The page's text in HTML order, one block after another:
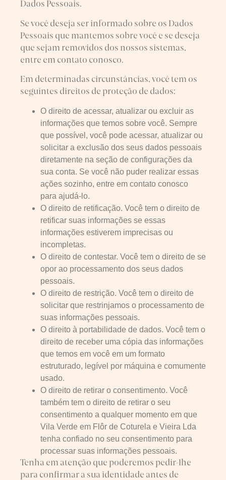
Dados Pessoais.
Se você deseja ser informado sobre os Dados
Pessoais que mantemos sobre você e se deseja
que sejam removidos dos nossos sistemas,
entre em contato conosco.
Em determinadas circunstâncias, você tem os
seguintes direitos de proteção de dados:
O direito de acessar, atualizar ou excluir as
informações que temos sobre você. Sempre
que possível, você pode acessar, atualizar ou
solicitar a exclusão dos seus dados pessoais
diretamente na seção de configurações da
sua conta. Se você não puder realizar essas
ações sozinho, entre em contato conosco
para ajudá-lo.
O direito de retificação. Você tem o direito de
retificar suas informações se essas
informações estiverem imprecisas ou
incompletas.
O direito de contestar. Você tem o direito de se
opor ao processamento dos seus dados
pessoais.
O direito de restrição. Você tem o direito de
solicitar que restrinjamos o processamento de
suas informações pessoais.
O direito à portabilidade de dados. Você tem o
direito de receber uma cópia das informações
que temos em você em um formato
estruturado, legível por máquina e comumente
usado.
O direito de retirar o consentimento. Você
também tem o direito de retirar o seu
consentimento a qualquer momento em que
Vila Verde em Flôr de Coturela e Vieira Lda
tenha confiado no seu consentimento para
processar suas informações pessoais.
Tenha em atenção que poderemos pedir-lhe
para confirmar a sua identidade antes de